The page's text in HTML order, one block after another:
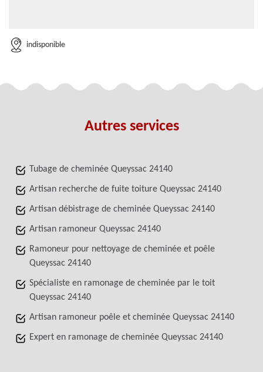
indisponible
Autres services
Tubage de cheminée Queyssac 24140
Artisan recherche de fuite toiture Queyssac 24140
Artisan débistrage de cheminée Queyssac 24140
Artisan ramoneur Queyssac 24140
Ramoneur pour nettoyage de cheminée et poêle
Queyssac 24140
Spécialiste en ramonage de cheminée par le toit
Queyssac 24140
Artisan ramoneur poêle et cheminée Queyssac 24140
Expert en ramonage de cheminée Queyssac 24140